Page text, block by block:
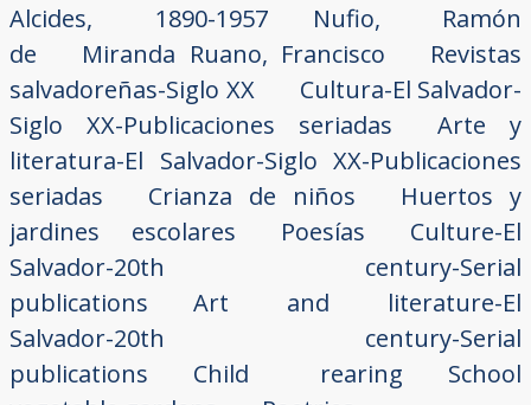
Alcides, 1890-1957
Nufio, Ramón
de
Miranda Ruano, Francisco
Revistas
salvadoreñas-Siglo XX
Cultura-El Salvador-
Siglo XX-Publicaciones seriadas
Arte y
literatura-El Salvador-Siglo XX-Publicaciones
seriadas
Crianza de niños
Huertos y
jardines escolares
Poesías
Culture-El
Salvador-20th century-Serial
publications
Art and literature-El
Salvador-20th century-Serial
publications
Child rearing
School